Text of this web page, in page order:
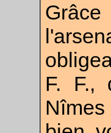
F. F.,